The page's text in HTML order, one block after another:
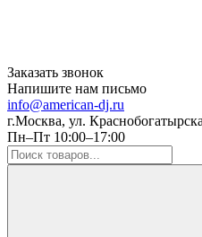
Заказать звонок
Напишите нам письмо
info@american-dj.ru
г.Москва, ул.
Пн–Пт 10:00–17:00